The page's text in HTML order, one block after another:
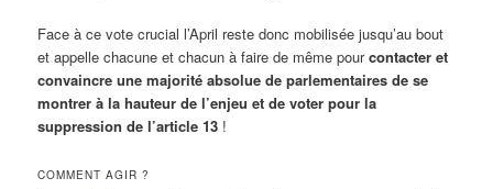
Face à ce vote crucial l’April reste donc mobilisée jusqu’au bout
et appelle chacune et chacun à faire de même pourcontacter et
convaincre une majorité absolue de parlementaires de se
montrer à la hauteur de l’enjeu et de voter pour la
suppression de l’article 13 !
COMMENT AGIR ?